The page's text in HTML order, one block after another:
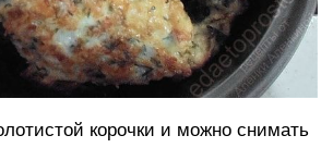
корочки и можно снимать